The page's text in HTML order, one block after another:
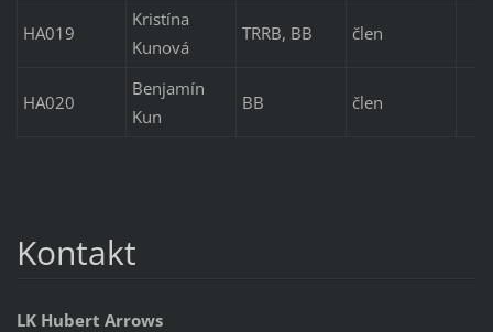
HA019
Kristína
Kunová
TRRB, BB člen
HA020
Benjamín
Kun
BB člen
Kontakt
LK Hubert Arrows